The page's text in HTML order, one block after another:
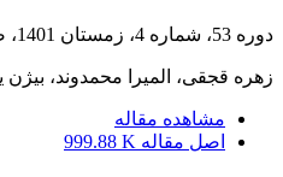
دوره 53، شماره 4، زمستان 1401، صفحه
زهره قجقی، المیرا محمدوند،
مشاهده مقاله
اصل مقاله 999.88 K